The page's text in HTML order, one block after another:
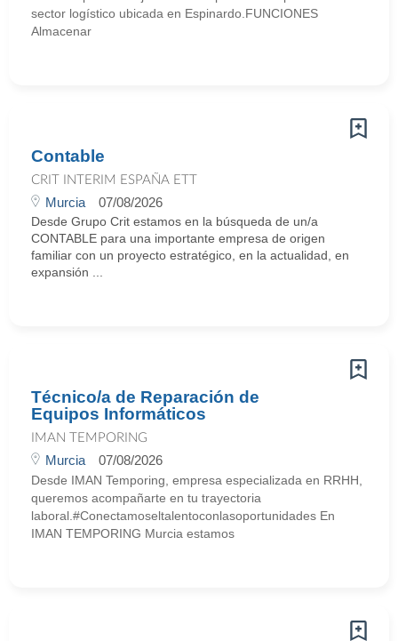
sector logístico ubicada en Espinardo.FUNCIONES
Almacenar
Contable
CRIT INTERIM ESPAÑA ETT
Murcia 07/08/2026
Desde Grupo Crit estamos en la búsqueda de un/a
CONTABLE para una importante empresa de origen
familiar con un proyecto estratégico, en la actualidad, en
expansión ...
Técnico/a de Reparación de
Equipos Informáticos
IMAN TEMPORING
Murcia 07/08/2026
Desde IMAN Temporing, empresa especializada en RRHH,
queremos acompañarte en tu trayectoria
laboral.#Conectamoseltalentoconlasoportunidades En
IMAN TEMPORING Murcia estamos